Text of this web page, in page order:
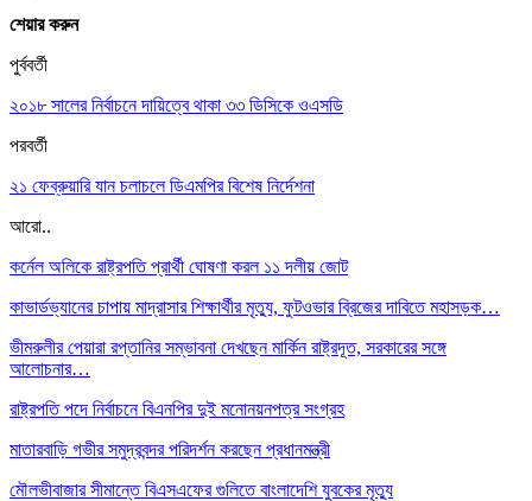
শেয়ার করুন
পুর্ববর্তী
২০১৮ সালের নির্বাচনে দায়িত্বে থাকা ৩৩ ডিসিকে ওএসডি
পরবর্তী
২১ ফেব্রুয়ারি যান চলাচলে ডিএমপির বিশেষ নির্দেশনা
আরো..
কর্নেল অলিকে রাষ্ট্রপতি প্রার্থী ঘোষণা করল ১১ দলীয় জোট
কাভার্ডভ্যানের চাপায় মাদ্রাসার শিক্ষার্থীর মৃত্যু, ফুটওভার ব্রিজের দাবিতে মহাসড়ক…
ভীমরুলীর পেয়ারা রপ্তানির সম্ভাবনা দেখছেন মার্কিন রাষ্ট্রদূত, সরকারের সঙ্গে
আলোচনার…
রাষ্ট্রপতি পদে নির্বাচনে বিএনপির দুই মনোনয়নপত্র সংগ্রহ
মাতারবাড়ি গভীর সমুদ্রবন্দর পরিদর্শন করছেন প্রধানমন্ত্রী
মৌলভীবাজার সীমান্তে বিএসএফের গুলিতে বাংলাদেশি যুবকের মৃত্যু